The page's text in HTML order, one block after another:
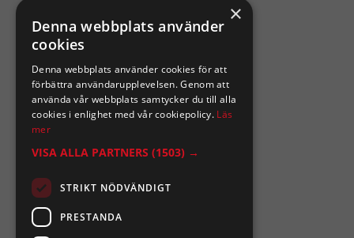
SIXTEN NILSSONS
Organisationsnummer 556164-2652
×
Denna webbplats använder
cookies
Denna webbplats använder cookies för att
förbättra användarupplevelsen. Genom att
använda vår webbplats samtycker du till alla
cookies i enlighet med vår cookiepolicy. Läs
mer
VISA ALLA PARTNERS (1503) →
STRIKT NÖDVÄNDIGT
PRESTANDA